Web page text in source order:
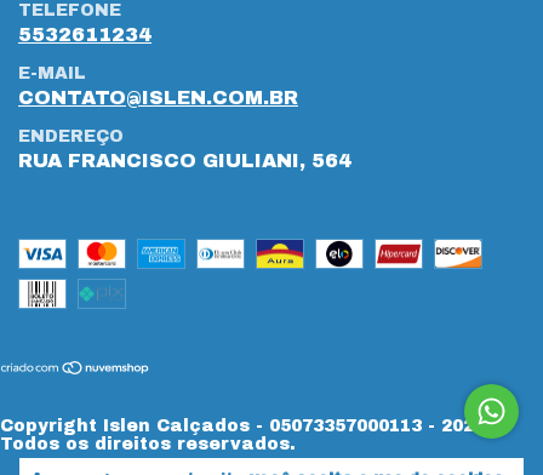
TELEFONE
5532611234
E-MAIL
CONTATO@ISLEN.COM.BR
ENDEREÇO
RUA FRANCISCO GIULIANI, 564
Copyright Islen Calçados - 05073357000113 - 2026.
Todos os direitos reservados.